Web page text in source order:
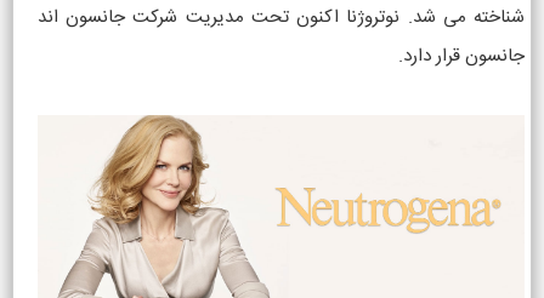
شناخته می شد. نوتروژنا اکنون تحت مدیریت شرکت جانسون اند
جانسون قرار دارد.